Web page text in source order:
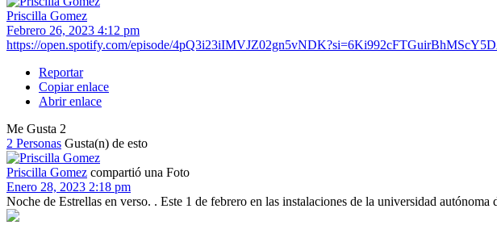
Priscilla Gomez
Febrero 26, 2023 4:12 pm
https://open.spotify.com/episode/
Reportar
Copiar enlace
Abrir enlace
Me Gusta 2
2 Personas Gusta(n) de esto
Priscilla Gomez compartió una Foto
Enero 28, 2023 2:18 pm
Noche de Estrellas en verso. . Este 1 de febrero en las instalaciones de la universidad